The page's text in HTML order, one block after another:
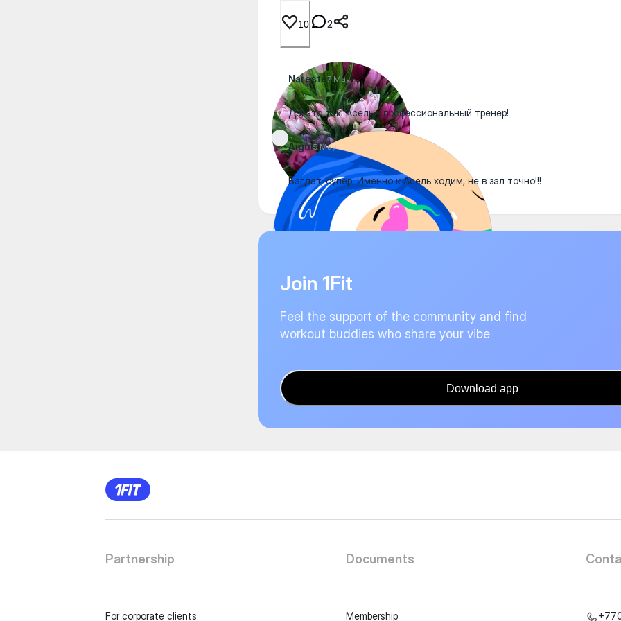
10 2
Nareste7 May
Да, это так. Асель - профессиональный тренер!
Aigul5 May
Багдат, супер. Именно к Асель ходим, не в зал точно!!!
Join 1Fit
Feel the support of the community and find
workout buddies who share your vibe
Download app
Partnership
For corporate clients
Documents
Membership